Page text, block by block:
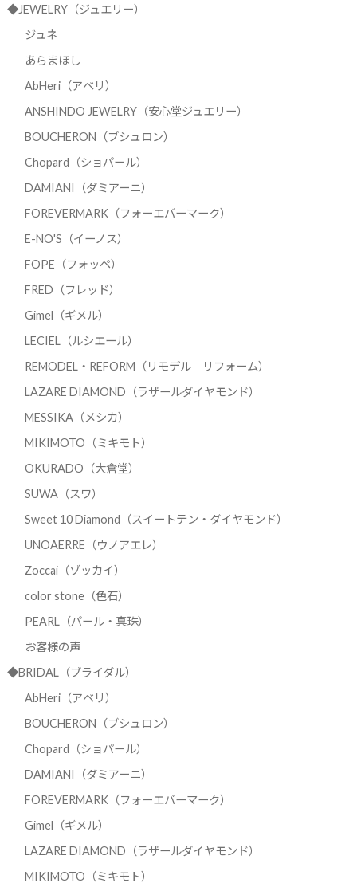
◆JEWELRY（ジュエリー）
ジュネ
あらまほし
AbHeri（アベリ）
ANSHINDO JEWELRY（安心堂ジュエリー）
BOUCHERON（ブシュロン）
Chopard（ショパール）
DAMIANI（ダミアーニ）
FOREVERMARK（フォーエバーマーク）
E-NO'S（イーノス）
FOPE（フォッペ）
FRED（フレッド）
Gimel（ギメル）
LECIEL（ルシエール）
REMODEL・REFORM（リモデル リフォーム）
LAZARE DIAMOND（ラザールダイヤモンド）
MESSIKA（メシカ）
MIKIMOTO（ミキモト）
OKURADO（大倉堂）
SUWA（スワ）
Sweet 10 Diamond（スイートテン・ダイヤモンド）
UNOAERRE（ウノアエレ）
Zoccai（ゾッカイ）
color stone（色石）
PEARL（パール・真珠）
お客様の声
◆BRIDAL（ブライダル）
AbHeri（アベリ）
BOUCHERON（ブシュロン）
Chopard（ショパール）
DAMIANI（ダミアーニ）
FOREVERMARK（フォーエバーマーク）
Gimel（ギメル）
LAZARE DIAMOND（ラザールダイヤモンド）
MIKIMOTO（ミキモト）